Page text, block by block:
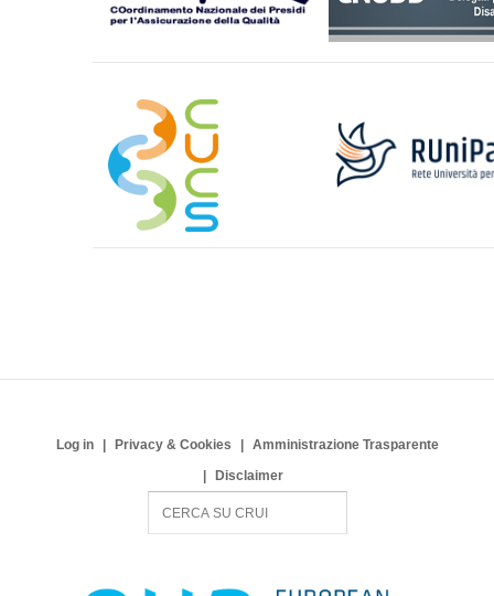
Log in Privacy & Cookies
Amministrazione Trasparente
Disclaimer
c